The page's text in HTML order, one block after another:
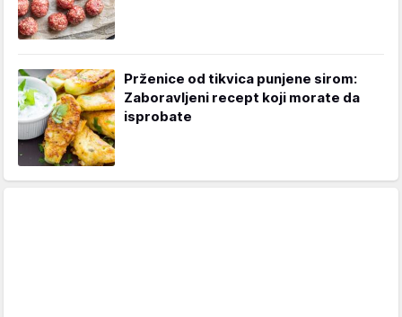
Prženice od tikvica punjene sirom:
Zaboravljeni recept koji morate da
isprobate